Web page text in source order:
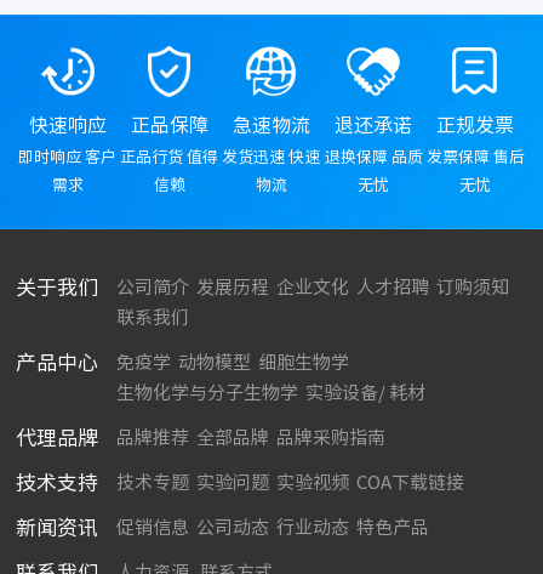
快速响应
即时响应 客户
需求
正品保障
正品行货 值得
信赖
急速物流
发货迅速 快速
物流
退还承诺
退换保障 品质
无忧
正规发票
发票保障 售后
无忧
关于我们 公司简介 发展历程 企业文化 人才招聘 订购须知
联系我们
产品中心 免疫学 动物模型 细胞生物学
生物化学与分子生物学 实验设备/ 耗材
代理品牌 品牌推荐 全部品牌 品牌采购指南
技术支持 技术专题 实验问题 实验视频 COA下载链接
新闻资讯 促销信息 公司动态 行业动态 特色产品